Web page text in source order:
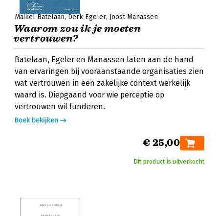
Maikel Batelaan Derk Egeler Joost Manassen
Waarom zou ik je moeten
vertrouwen?
Batelaan, Egeler en Manassen laten aan de hand
van ervaringen bij vooraanstaande organisaties zien
wat vertrouwen in een zakelijke context werkelijk
waard is. Diepgaand voor wie perceptie op
vertrouwen wil funderen.
Boek bekijken
€ 25,00
Dit product is uitverkocht